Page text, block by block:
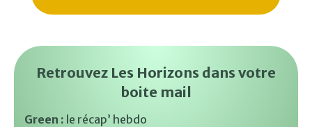
Retrouvez Les Horizons dans votre
boite mail
Green : le récap’ hebdo